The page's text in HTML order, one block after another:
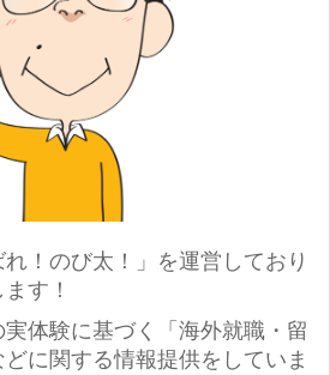
！のび太！」を運営しており
す！
体験に基づく「海外就職・留
に関する情報提供をしていま